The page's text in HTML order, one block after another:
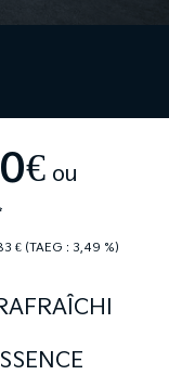
ou
€ (TAEG : 3,49 %)